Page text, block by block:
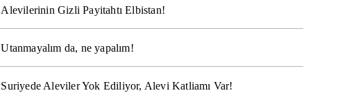
Alevilerinin Gizli Payitahtı Elbistan!
Utanmayalım da, ne yapalım!
Suriyede Aleviler Yok Ediliyor, Alevi Katliamı Var!